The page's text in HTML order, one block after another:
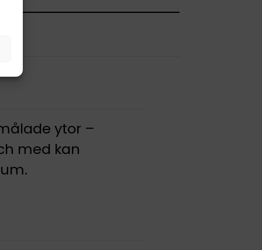
ytor –
med kan